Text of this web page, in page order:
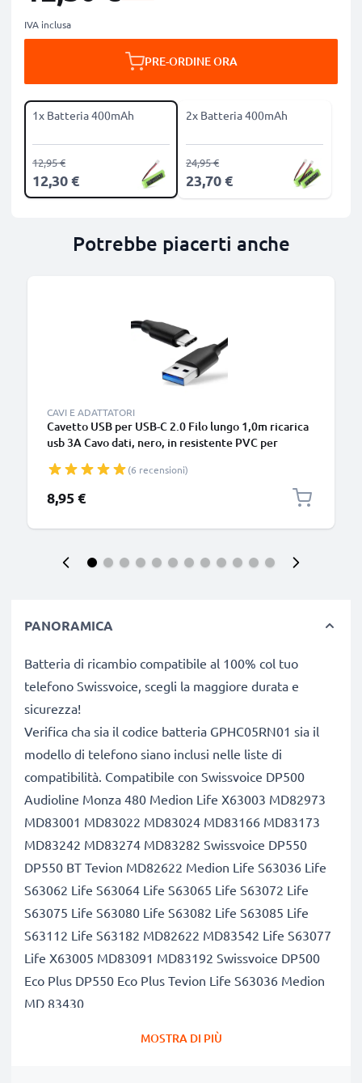
IVA inclusa
PRE-ORDINE ORA
1x Batteria 400mAh
12,30 €
12,95 €
2x Batteria 400mAh
23,70 €
24,95 €
Potrebbe piacerti anche
CAVI E ADATTATORI
Cavetto USB per USB-C 2.0 Filo lungo 1,0m ricarica
usb 3A Cavo dati, nero, in resistente PVC per
fotocamera Canon, Panasonic Lumix, Sony
connettore tipo C
(6 recensioni)
8,95 €
PANORAMICA
Batteria di ricambio compatibile al 100% col tuo
telefono Swissvoice, scegli la maggiore durata e
sicurezza!
Verifica cha sia il codice batteria GPHC05RN01 sia il
modello di telefono siano inclusi nelle liste di
compatibilità. Compatibile con Swissvoice DP500
Audioline Monza 480 Medion Life X63003 MD82973
MD83001 MD83022 MD83024 MD83166 MD83173
MD83242 MD83274 MD83282 Swissvoice DP550
DP550 BT Tevion MD82622 Medion Life S63036 Life
S63062 Life S63064 Life S63065 Life S63072 Life
S63075 Life S63080 Life S63082 Life S63085 Life
S63112 Life S63182 MD82622 MD83542 Life S63077
Life X63005 MD83091 MD83192 Swissvoice DP500
Eco Plus DP550 Eco Plus Tevion Life S63036 Medion
MD 83430
MOSTRA DI PIÙ